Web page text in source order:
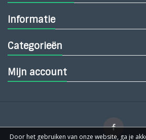
Informatie
Categorieën
Mijn account
Door het gebruiken van onze website, ga je